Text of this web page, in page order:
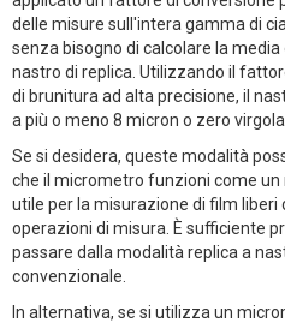
delle misure sull'intera gamma di
senza bisogno di calcolare la
nastro di replica. Utilizzando il
di brunitura ad alta precisione, il
a più o meno 8 micron o zero
Se si desidera, queste modalità
che il micrometro funzioni come
utile per la misurazione di film
operazioni di misura. È sufficiente
passare dalla modalità replica a
convenzionale.
In alternativa, se si utilizza un